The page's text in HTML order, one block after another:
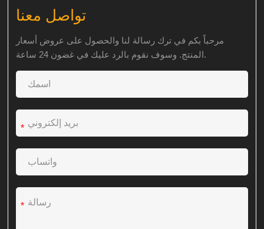
تواصل معنا
مرحباً بكم في ترك رسالة لنا والحصول على عروض أسعار
المنتج. وسوف نقوم بالرد عليك في غضون 24 ساعة.
*
*